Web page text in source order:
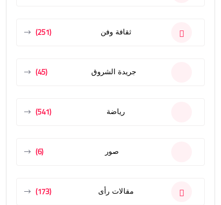
ثقافة وفن (251)
جريدة الشروق (45)
رياضة (541)
صور (6)
مقالات رأى (173)